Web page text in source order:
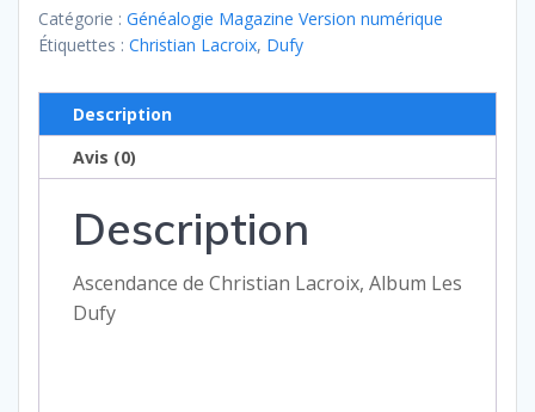
Magazine
n°
Catégorie : Généalogie Magazine Version numérique
Étiquettes : Christian Lacroix, Dufy
Description
Avis (0)
Description
Ascendance de Christian Lacroix, Album Les
Dufy